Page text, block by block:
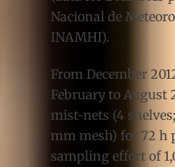
Nacional de
INAMHI).
From December
February to August
mist-nets (4
mm mesh) for 72 h
sampling effort of